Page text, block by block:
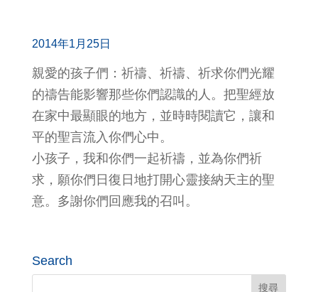
2014年1月25日
親愛的孩子們：祈禱、祈禱、祈求你們光耀
的禱告能影響那些你們認識的人。把聖經放
在家中最顯眼的地方，並時時閱讀它，讓和
平的聖言流入你們心中。
小孩子，我和你們一起祈禱，並為你們祈
求，願你們日復日地打開心靈接納天主的聖
意。多謝你們回應我的召叫。
Search